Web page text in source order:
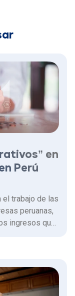
en
Perú
el trabajo de las
peruanas,
ingresos que